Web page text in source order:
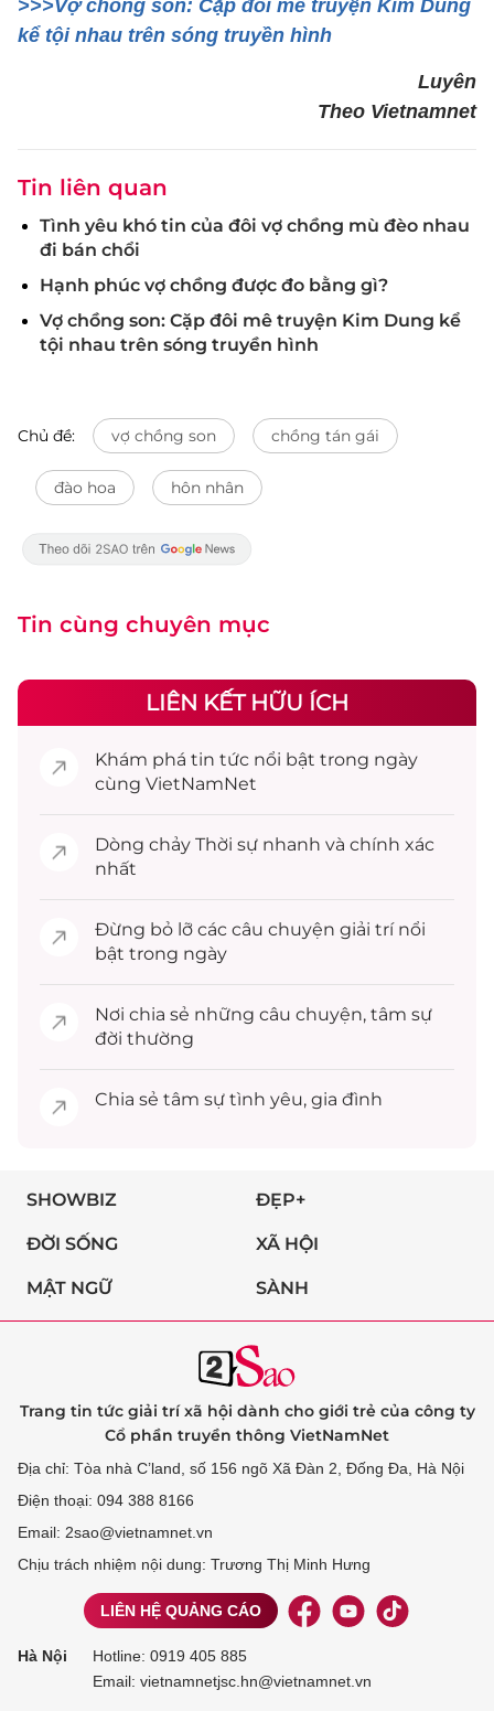
>>>Vợ chồng son: Cặp đôi mê truyện Kim Dung
kể tội nhau trên sóng truyền hình
Luyên
Theo Vietnamnet
Tin liên quan
Tình yêu khó tin của đôi vợ chồng mù đèo nhau
đi bán chổi
Hạnh phúc vợ chồng được đo bằng gì?
Vợ chồng son: Cặp đôi mê truyện Kim Dung kể
tội nhau trên sóng truyền hình
Chủ đề: vợ chồng son chồng tán gái
đào hoa hôn nhân
Tin cùng chuyên mục
LIÊN KẾT HỮU ÍCH
Khám phá tin tức nổi bật trong ngày
cùng VietNamNet
Dòng chảy Thời sự nhanh và chính xác
nhất
Đừng bỏ lỡ các câu chuyện giải trínổi
bật trong ngày
Nơi chia sẻ những câu chuyện, tâm sự
đời thường
Chia sẻ tâm sự tình yêu, gia đình
SHOWBIZ ĐẸP+
ĐỜI SỐNG XÃ HỘI
MẬT NGỮ SÀNH
Trang tin tức giải trí xã hội dành cho giới trẻ của công ty
Cổ phần truyền thông VietNamNet
Địa chỉ: Tòa nhà C’land, số 156 ngõ Xã Đàn 2, Đống Đa, Hà Nội
Điện thoại: 094 388 8166
Email: 2sao@vietnamnet.vn
Chịu trách nhiệm nội dung: Trương Thị Minh Hưng
LIÊN HỆ QUẢNG CÁO
Hà Nội Hotline: 0919 405 885
Email: vietnamnetjsc.hn@vietnamnet.vn